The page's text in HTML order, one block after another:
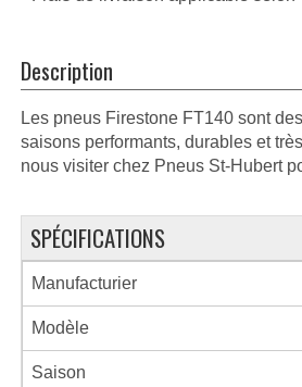
Description
Les pneus Firestone FT140 sont
saisons performants, durables et
nous visiter chez Pneus St-Hubert
SPÉCIFICATIONS
Manufacturier
Modèle
Saison